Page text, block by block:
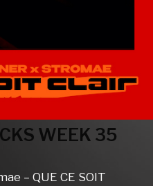
WEEK 35
– QUE CE SOIT